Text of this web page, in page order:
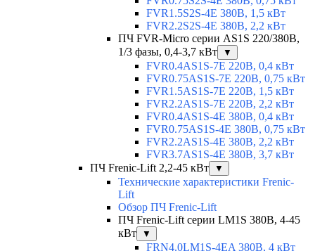
FVR1.5S2S-4E 380В, 1,5 кВт
FVR2.2S2S-4E 380В, 2,2 кВт
ПЧ FVR-Micro серии AS1S 220/380В,
1/3 фазы, 0,4-3,7 кВт
▼
FVR0.4AS1S-7E 220В, 0,4 кВт
FVR0.75AS1S-7E 220В, 0,75 кВт
FVR1.5AS1S-7E 220В, 1,5 кВт
FVR2.2AS1S-7E 220В, 2,2 кВт
FVR0.4AS1S-4E 380В, 0,4 кВт
FVR0.75AS1S-4E 380В, 0,75 кВт
FVR2.2AS1S-4E 380В, 2,2 кВт
FVR3.7AS1S-4E 380В, 3,7 кВт
ПЧ Frenic-Lift 2,2-45 кВт
▼
Технические характеристики Frenic-
Lift
Обзор ПЧ Frenic-Lift
ПЧ Frenic-Lift серии LM1S 380В, 4-45
кВт
▼
FRN4.0LM1S-4EA 380В, 4 кВт